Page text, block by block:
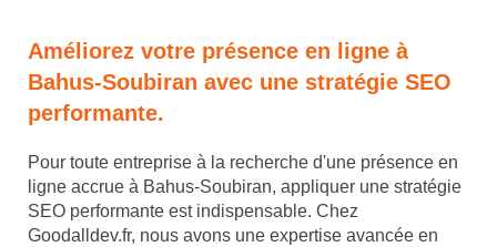
Améliorez votre présence en ligne à
Bahus-Soubiran avec une stratégie SEO
performante.
Pour toute entreprise à la recherche d'une présence en
ligne accrue à Bahus-Soubiran, appliquer une stratégie
SEO performante est indispensable. Chez
Goodalldev.fr, nous avons une expertise avancée en